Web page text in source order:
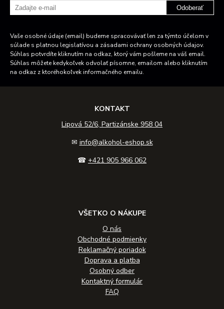
Odoberať
Vaše osobné údaje (email) budeme spracovávať len za týmto účelom v
súlade s platnou legislatívou a zásadami ochrany osobných údajov.
Súhlas potvrdíte kliknutím na odkaz, ktorý vám pošleme na váš email.
Súhlas môžete kedykoľvek odvolať písomne, emailom alebo kliknutím
na odkaz z ktoréhokoľvek informačného emailu.
KONTAKT
Lipová 52/6, Partizánske 958 04
✉ info@alkohol-eshop.sk
☎ +421 905 966 062
VŠETKO O NÁKUPE
O nás
Obchodné podmienky
Reklamačný poriadok
Doprava a platba
Osobný odber
Kontaktný formulár
FAQ